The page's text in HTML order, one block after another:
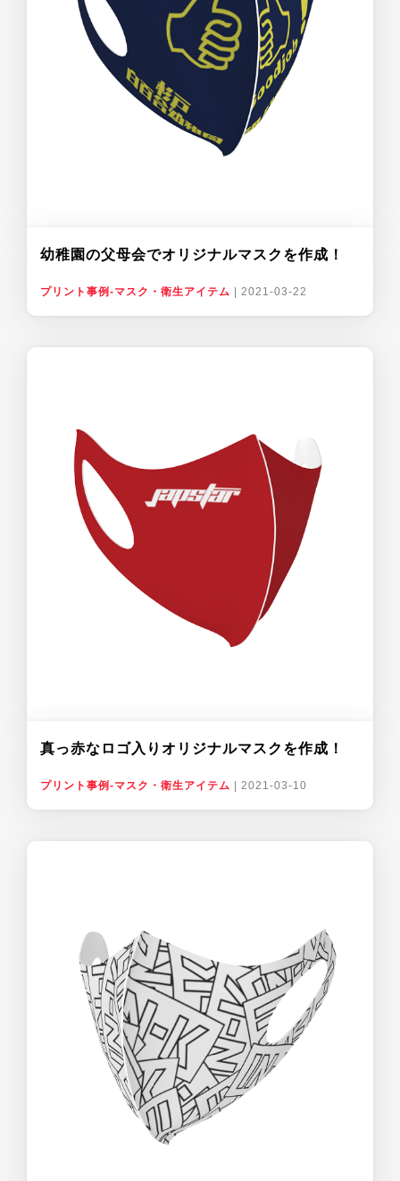
幼稚園の父母会でオリジナルマスクを作成！
プリント事例-マスク・衛生アイテム 2021-03-22
真っ赤なロゴ入りオリジナルマスクを作成！
プリント事例-マスク・衛生アイテム 2021-03-10